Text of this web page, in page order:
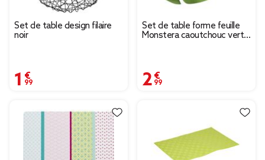
Set de table design filaire
noir
1,99 €
Set de table forme feuille
Monstera caoutchouc vert
2,99 €